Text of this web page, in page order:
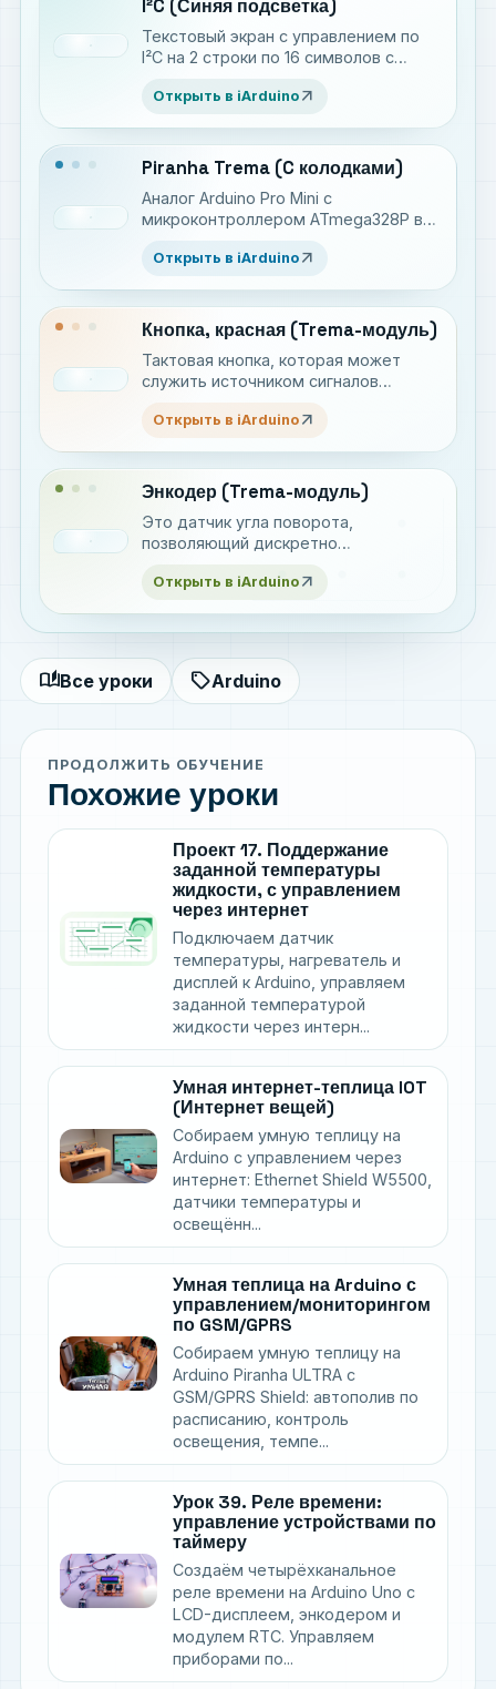
I²C (Синяя подсветка)
Текстовый экран с управлением по
I²C на 2 строки по 16 символов с
Открыть в iArduino arrow_outward
Piranha Trema (C колодками)
Аналог Arduino Pro Mini c
микроконтроллером ATmega328P в
V-S для удобного подключения
Открыть в iArduino arrow_outward
Кнопка, красная (Trema-модуль)
Тактовая кнопка, которая может
служить источником сигналов
Открыть в iArduino arrow_outward
Энкодер (Trema-модуль)
Это датчик угла поворота,
позволяющий дискретно
поворота вала и нажатие на него
Открыть в iArduino arrow_outward
auto_storiesВсе уроки sellArduino
ПРОДОЛЖИТЬ ОБУЧЕНИЕ
Похожие уроки
Проект 17. Поддержание
заданной температуры
жидкости, с управлением
через интернет
Подключаем датчик
температуры, нагреватель и
дисплей к Arduino, управляем
заданной температурой
жидкости через интерн...
Умная интернет-теплица IOT
(Интернет вещей)
Собираем умную теплицу на
Arduino с управлением через
интернет: Ethernet Shield W5500,
датчики температуры и
освещённ...
Умная теплица на Arduino с
управлением/мониторингом
по GSM/GPRS
Собираем умную теплицу на
Arduino Piranha ULTRA с
GSM/GPRS Shield: автополив по
расписанию, контроль
освещения, темпе...
Урок 39. Реле времени:
управление устройствами по
таймеру
Создаём четырёхканальное
реле времени на Arduino Uno с
LCD-дисплеем, энкодером и
модулем RTC. Управляем
приборами по...